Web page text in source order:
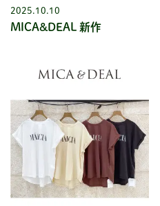
2025.10.10
MICA&DEAL 新作